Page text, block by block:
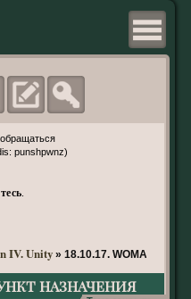
punshpwnz)
IV. Unity » 18.10.17. WOMANIZER.
назначения